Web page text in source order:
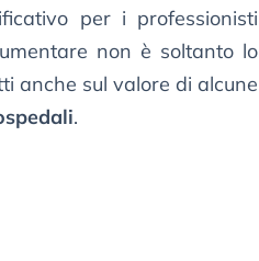
per i professionisti
non è soltanto lo
anche sul valore di alcune
.